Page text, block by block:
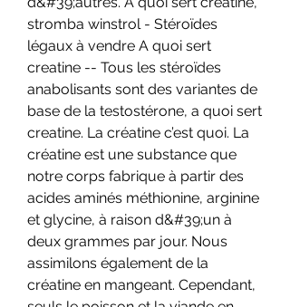
stromba winstrol - Stéroïdes
légaux à vendre A quoi sert
creatine -- Tous les stéroïdes
anabolisants sont des variantes de
base de la testostérone, a quoi sert
creatine. La créatine c’est quoi. La
créatine est une substance que
notre corps fabrique à partir des
acides aminés méthionine, arginine
et glycine, à raison d&#39;un à
deux grammes par jour. Nous
assimilons également de la
créatine en mangeant. Cependant,